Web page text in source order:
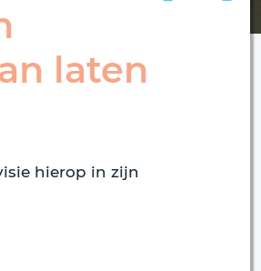
laten
hierop in zijn